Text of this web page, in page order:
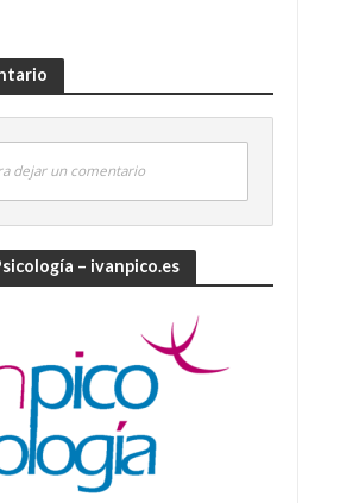
dejar un comentario
– ivanpico.es